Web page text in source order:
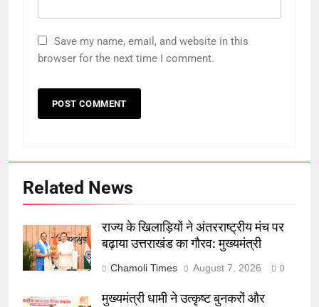
Save my name, email, and website in this
browser for the next time I comment.
Related News
राज्य के खिलाड़ियों ने अंतरराष्ट्रीय मंच पर
बढ़ाया उत्तराखंड का गौरव: मुख्यमंत्री
Chamoli Times August 7, 2026 0
मुख्यमंत्री धामी ने उत्कृष्ट बुनकरों और